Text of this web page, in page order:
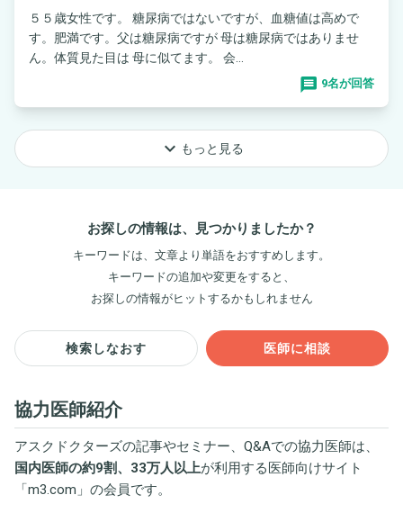
５５歳女性です。 糖尿病ではないですが、血糖値は高めで
す。肥満です。父は糖尿病ですが 母は糖尿病ではありませ
ん。体質見た目は 母に似てます。 会...
9名が回答
keyboard_arrow_down もっと見る
お探しの情報は、見つかりましたか？
キーワードは、文章より単語をおすすめします。
キーワードの追加や変更をすると、
お探しの情報がヒットするかもしれません
検索しなおす 医師に相談
協力医師紹介
アスクドクターズの記事やセミナー、Q&Aでの協力医師は、
国内医師の約9割、33万人以上が利用する医師向けサイト
「m3.com 」の会員です。